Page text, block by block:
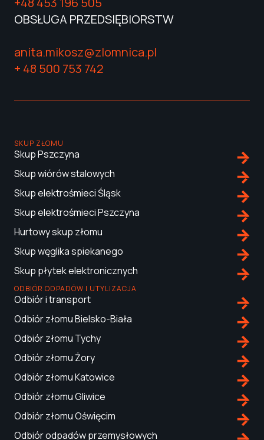
OBSŁUGA PRZEDSIĘBIORSTW
anita.mikosz@zlomnica.pl
+ 48 ‭500 753 742
SKUP ZŁOMU
Skup Pszczyna
Skup wiórów stalowych
Skup elektrośmieci Śląsk
Skup elektrośmieci Pszczyna
Hurtowy skup złomu
Skup węglika spiekanego
Skup płytek elektronicznych
ODBIÓR ODPADÓW I UTYLIZACJA
Odbiór i transport
Odbiór złomu Bielsko-Biała
Odbiór złomu Tychy
Odbiór złomu Żory
Odbiór złomu Katowice
Odbiór złomu Gliwice
Odbiór złomu Oświęcim
Odbiór odpadów przemysłowych